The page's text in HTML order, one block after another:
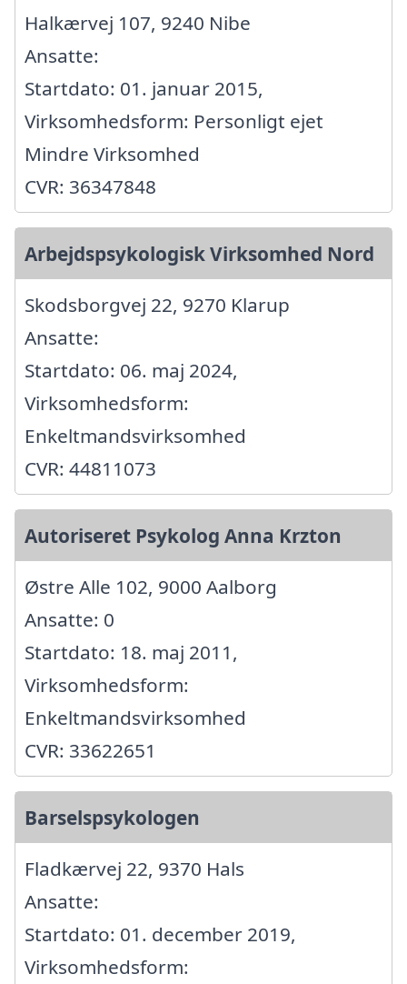
Halkærvej 107, 9240 Nibe
Ansatte:
Startdato: 01. januar 2015,
Virksomhedsform: Personligt ejet
Mindre Virksomhed
CVR: 36347848
Arbejdspsykologisk Virksomhed Nord
Skodsborgvej 22, 9270 Klarup
Ansatte:
Startdato: 06. maj 2024,
Virksomhedsform:
Enkeltmandsvirksomhed
CVR: 44811073
Autoriseret Psykolog Anna Krzton
Østre Alle 102, 9000 Aalborg
Ansatte: 0
Startdato: 18. maj 2011,
Virksomhedsform:
Enkeltmandsvirksomhed
CVR: 33622651
Barselspsykologen
Fladkærvej 22, 9370 Hals
Ansatte:
Startdato: 01. december 2019,
Virksomhedsform: